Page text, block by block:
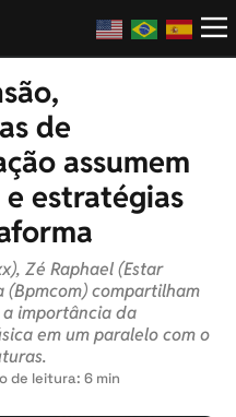
de
assumem
estratégias
Zé Raphael (Estar
(Bpmcom) compartilham
a importância da
em um paralelo com o
de leitura: 6 min